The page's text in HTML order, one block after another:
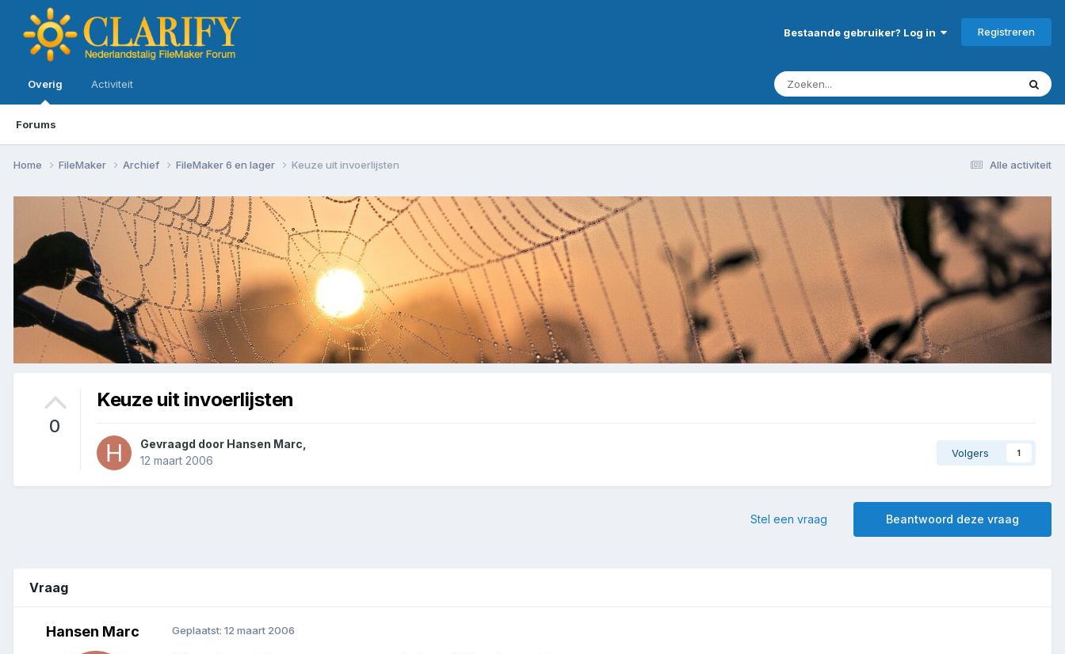
Bestaande gebruiker? Log in Registreren
Overig
Forums
Activiteit
Alle activiteit
Home FileMaker Archief FileMaker 6 en lager Keuze uit invoerlijsten
0
Keuze uit invoerlijsten
Gevraagd door Hansen Marc
12 maart 2006
Volgers 1
Beantwoord deze vraag
Stel een vraag
Vraag
Hansen Marc Geplaatst: 12 maart 2006